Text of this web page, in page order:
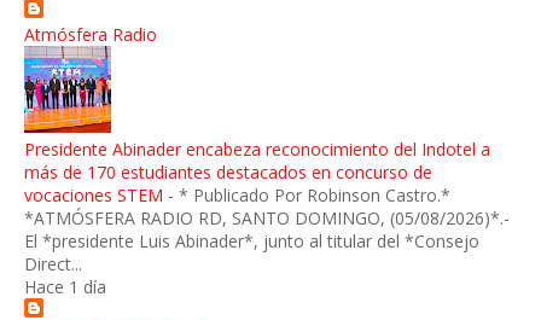
Atmósfera Radio
Presidente Abinader encabeza reconocimiento del Indotel a
más de 170 estudiantes destacados en concurso de
vocaciones STEM - * Publicado Por Robinson Castro.*
*ATMÓSFERA RADIO RD, SANTO DOMINGO, (05/08/2026)*.-
El *presidente Luis Abinader*, junto al titular del *Consejo
Direct...
Hace 1 día